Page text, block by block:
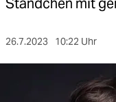
26.7.2023 10:22 Uhr